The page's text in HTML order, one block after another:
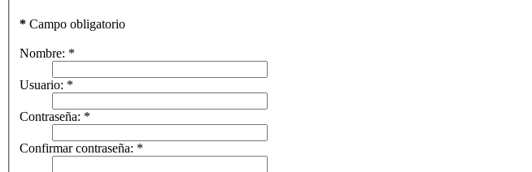
* Campo obligatorio
Nombre: *
Usuario: *
Contraseña: *
Confirmar contraseña: *